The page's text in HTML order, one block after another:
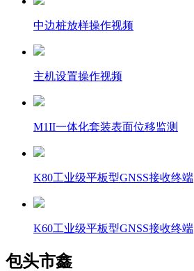
中边桩放样操作视频
主机设置操作视频
M1II一体化套装表面位移监测
K80工业级平板型GNSS接收终端
K60工业级平板型GNSS接收终端
包头市鑫